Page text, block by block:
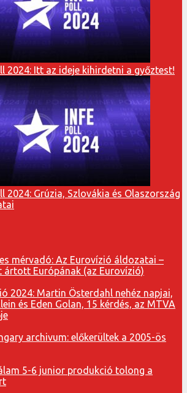
2024: Itt az ideje kihirdetni a győztest!
2024: Grúzia, Szlovákia és Olaszország
mérvadó: Az Eurovízió áldozatai –
ártott Európának (az Eurovízió)
2024: Martin Österdahl nehéz napjai,
és Eden Golan, 15 kérdés, az MTVA
archivum: előkerültek a 2005-ös
5-6 junior produkció tolong a